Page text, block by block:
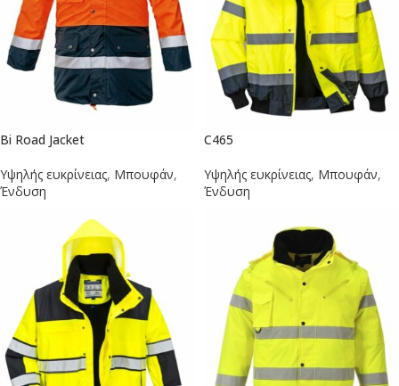
Bi Road Jacket
Υψηλής ευκρίνειας, Μπουφάν,
Ένδυση
C465
Υψηλής ευκρίνειας, Μπουφάν,
Ένδυση